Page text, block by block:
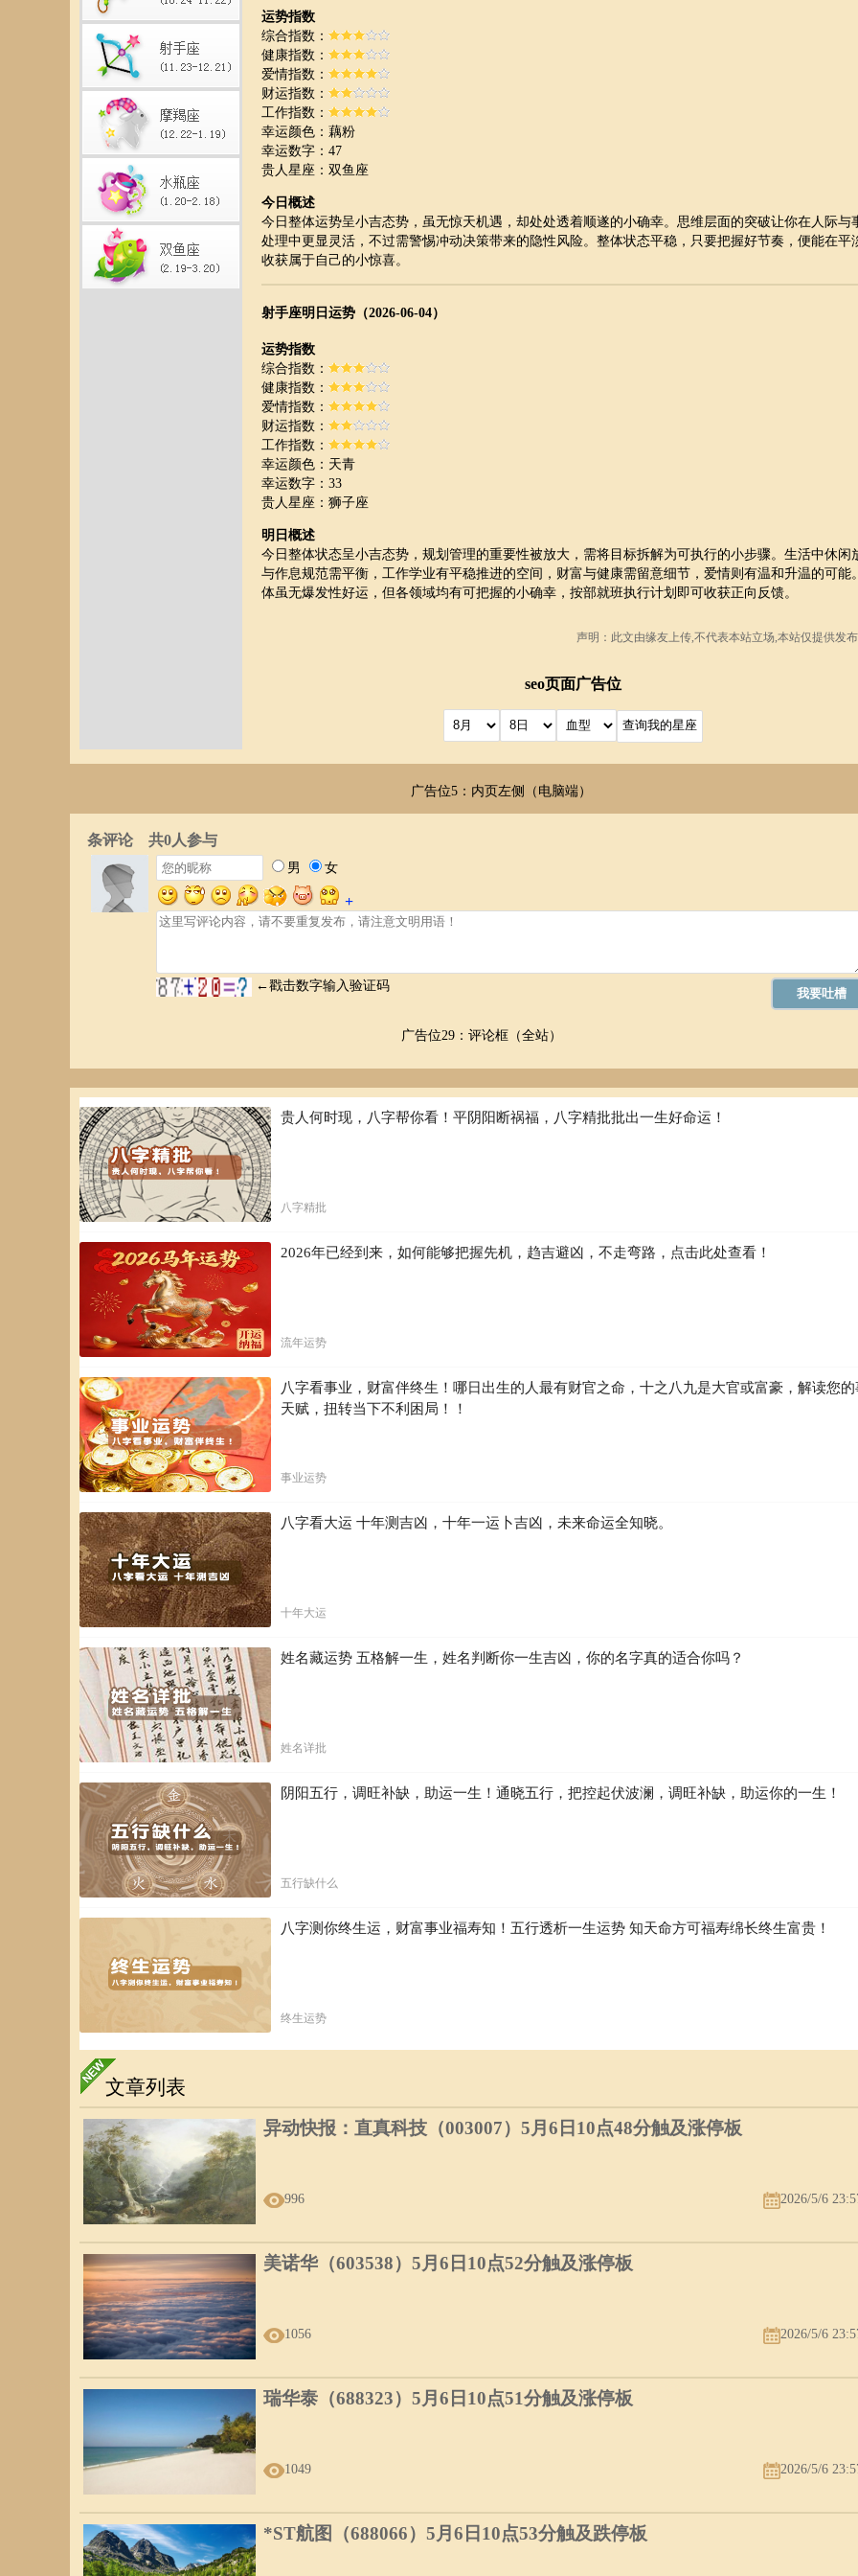
运势指数
综合指数：
健康指数：
爱情指数：
财运指数：
工作指数：
幸运颜色：藕粉
幸运数字：47
贵人星座：双鱼座
今日概述
今日整体运势呈小吉态势，虽无惊天机遇，却处处透着顺遂的小确幸。思维层面的突破让你在人际与
处理中更显灵活，不过需警惕冲动决策带来的隐性风险。整体状态平稳，只要把握好节奏，便能在平
收获属于自己的小惊喜。
射手座明日运势（2026-06-04）
运势指数
综合指数：
健康指数：
爱情指数：
财运指数：
工作指数：
幸运颜色：天青
幸运数字：33
贵人星座：狮子座
明日概述
今日整体状态呈小吉态势，规划管理的重要性被放大，需将目标拆解为可执行的小步骤。生活中休闲
与作息规范需平衡，工作学业有平稳推进的空间，财富与健康需留意细节，爱情则有温和升温的可能
体虽无爆发性好运，但各领域均有可把握的小确幸，按部就班执行计划即可收获正向反馈。
声明：此文由缘友上传,不代表本站立场,本站仅提供发
seo页面广告位
广告位5：内页左侧（电脑端）
广告位29：评论框（全站）
贵人何时现，八字帮你看！平阴阳断祸福，八字精批批出一生好命运！
八字精批
2026年已经到来，如何能够把握先机，趋吉避凶，不走弯路，点击此处查看！
流年运势
八字看事业，财富伴终生！哪日出生的人最有财官之命，十之八九是大官或富豪，解读您
天赋，扭转当下不利困局！！
事业运势
八字看大运 十年测吉凶，十年一运卜吉凶，未来命运全知晓。
十年大运
姓名藏运势 五格解一生，姓名判断你一生吉凶，你的名字真的适合你吗？
姓名详批
阴阳五行，调旺补缺，助运一生！通晓五行，把控起伏波澜，调旺补缺，助运你的一生！
五行缺什么
八字测你终生运，财富事业福寿知！五行透析一生运势 知天命方可福寿绵长终生富贵！
终生运势
文章列表
异动快报：直真科技（003007）5月6日10点48分触及涨停板
996 2026/5/6
美诺华（603538）5月6日10点52分触及涨停板
1056 2026/5/6
瑞华泰（688323）5月6日10点51分触及涨停板
1049 2026/5/6
*ST航图（688066）5月6日10点53分触及跌停板